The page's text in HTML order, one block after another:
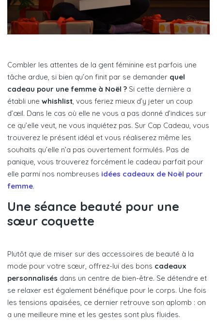
Combler les attentes de la gent féminine est parfois une
tâche ardue, si bien qu’on finit par se demander quel
cadeau pour une femme à Noël ? Si cette dernière a
établi une whishlist , vous feriez mieux d’y jeter un coup
d’œil. Dans le cas où elle ne vous a pas donné d’indices sur
ce qu’elle veut, ne vous inquiétez pas. Sur Cap Cadeau, vous
trouverez le présent idéal et vous réaliserez même les
souhaits qu’elle n’a pas ouvertement formulés. Pas de
panique, vous trouverez forcément le cadeau parfait pour
elle parmi nos nombreuses idées cadeaux de Noël pour
femme.
Une séance beauté pour une
sœur coquette
Plutôt que de miser sur des accessoires de beauté à la
mode pour votre sœur, offrez-lui des bons cadeaux
personnalisés dans un centre de bien-être. Se détendre et
se relaxer est également bénéfique pour le corps. Une fois
les tensions apaisées, ce dernier retrouve son aplomb : on
a une meilleure mine et les gestes sont plus fluides.